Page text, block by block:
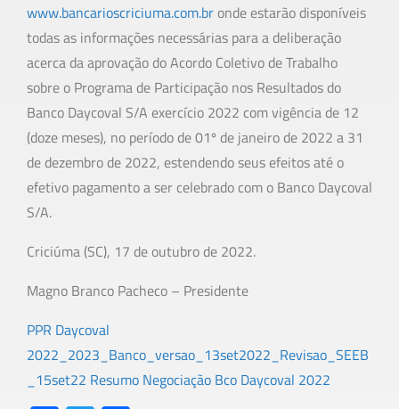
www.bancarioscriciuma.com.br onde estarão disponíveis
todas as informações necessárias para a deliberação
acerca da aprovação do Acordo Coletivo de Trabalho
sobre o Programa de Participação nos Resultados do
Banco Daycoval S/A exercício 2022 com vigência de 12
(doze meses), no período de 01º de janeiro de 2022 a 31
de dezembro de 2022, estendendo seus efeitos até o
efetivo pagamento a ser celebrado com o Banco Daycoval
S/A.
Criciúma (SC), 17 de outubro de 2022.
Magno Branco Pacheco – Presidente
PPR Daycoval
2022_2023_Banco_versao_13set2022_Revisao_SEEB
_15set22 Resumo Negociação Bco Daycoval 2022